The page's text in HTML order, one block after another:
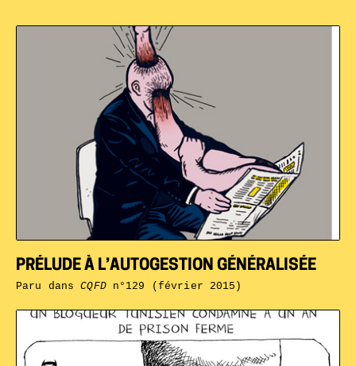
PRÉLUDE À L’AUTOGESTION GÉNÉRALISÉE
Paru dansCQFDn°129 (février 2015)